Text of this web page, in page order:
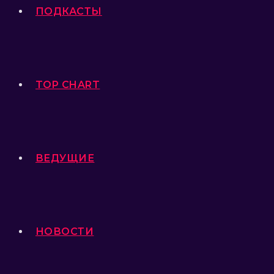
ПОДКАСТЫ
TOP CHART
ВЕДУЩИЕ
НОВОСТИ